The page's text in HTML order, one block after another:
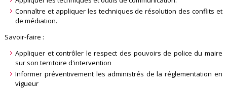
Connaître et appliquer les techniques de résolution des conflits et
de médiation.
Savoir-faire :
Appliquer et contrôler le respect des pouvoirs de police du maire
sur son territoire d'intervention
Informer préventivement les administrés de la réglementation en
vigueur